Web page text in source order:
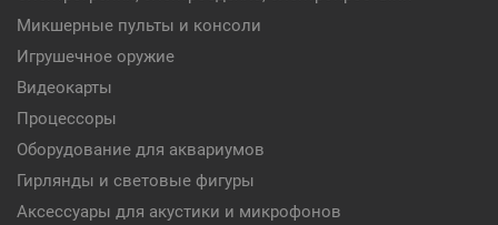
Микшерные пульты и консоли
Игрушечное оружие
Видеокарты
Процессоры
Оборудование для аквариумов
Гирлянды и световые фигуры
Аксессуары для акустики и микрофонов